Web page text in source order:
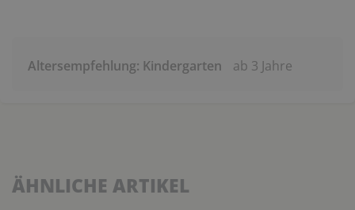
Altersempfehlung: Kindergarten ab 3 Jahre
ÄHNLICHE ARTIKEL